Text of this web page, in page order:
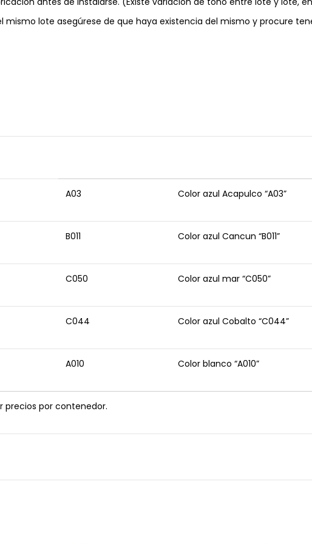
lote asegúrese de que haya existencia del mismo y procure
A03 Color azul Acapulco “A03”
B011 Color azul Cancun “B011”
C050 Color azul mar “C050”
C044 Color azul Cobalto “C044”
A010 Color blanco “A010”
precios por contenedor.